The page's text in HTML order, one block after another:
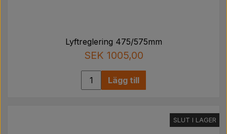
Lyftreglering 475/575mm
SEK 1005,00
Lägg till
SLUT I LAGER